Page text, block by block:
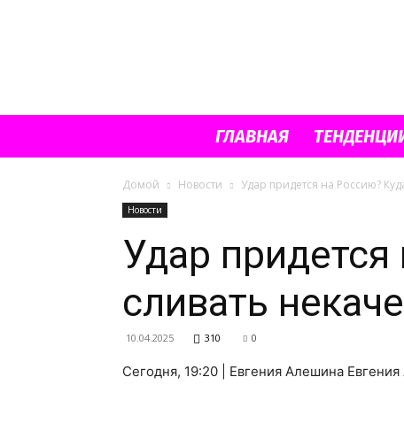
ГЛАВНАЯ
Домой Новости Удар придется на Россию?
Новости
Удар
сливать
10.04.2025 310 0
Сегодня, 19:20 | Евгения Алешина